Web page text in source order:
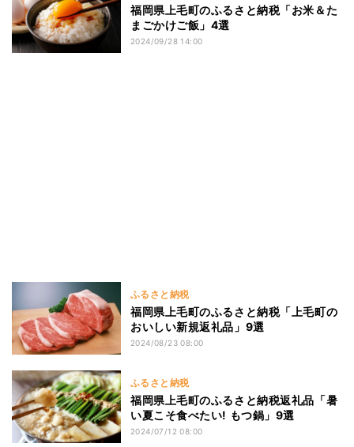
福岡県上毛町のふるさと納税「お米＆た
まごかけご飯」4選
2024/09/28 14:00
ふるさと納税
福岡県上毛町のふるさと納税「上毛町の
おいしい新規返礼品」9選
2024/08/23 08:00
ふるさと納税
福岡県上毛町のふるさと納税返礼品「暑
い夏こそ食べたい! もつ鍋」9選
2024/07/12 08:00